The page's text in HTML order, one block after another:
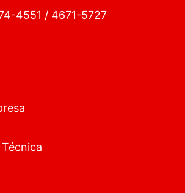
4551 / 4671-5727